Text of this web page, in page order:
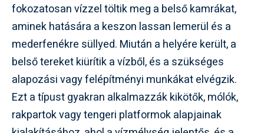
fokozatosan vízzel töltik meg a belső kamrákat,
aminek hatására a keszon lassan lemerül és a
mederfenékre süllyed. Miután a helyére került, a
belső tereket kiürítik a vízből, és a szükséges
alapozási vagy felépítményi munkákat elvégzik.
Ezt a típust gyakran alkalmazzák kikötők, mólók,
rakpartok vagy tengeri platformok alapjainak